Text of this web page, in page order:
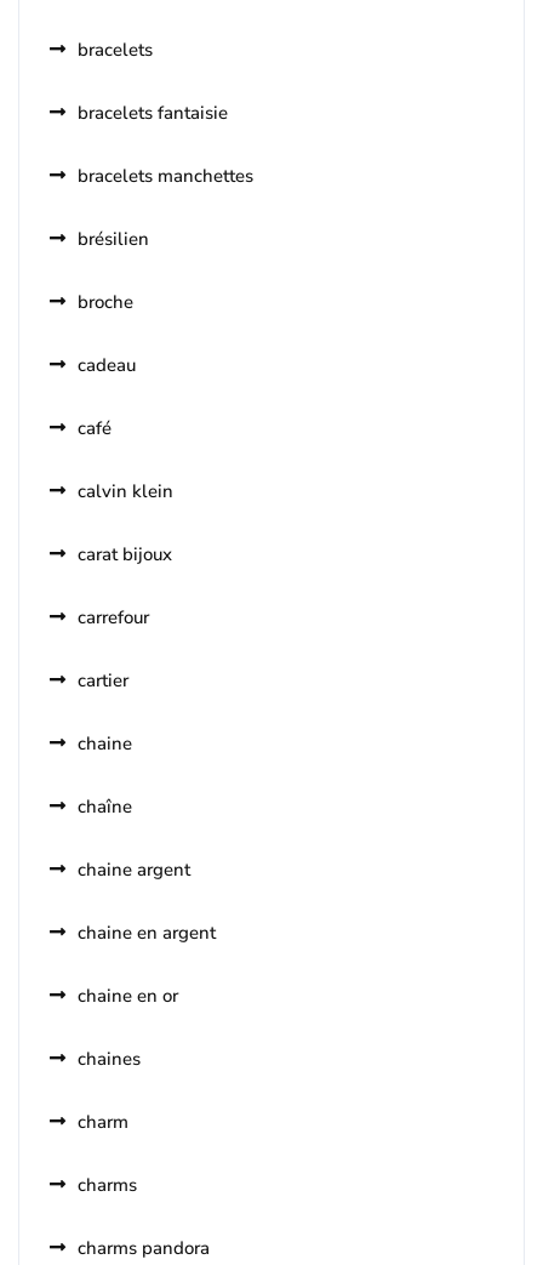
bracelets
bracelets fantaisie
bracelets manchettes
brésilien
broche
cadeau
café
calvin klein
carat bijoux
carrefour
cartier
chaine
chaîne
chaine argent
chaine en argent
chaine en or
chaines
charm
charms
charms pandora